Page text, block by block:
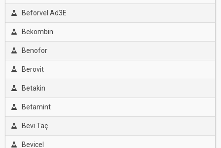
Beforvel Ad3E
Bekombin
Benofor
Berovit
Betakin
Betamint
Bevi Taç
Bevicel